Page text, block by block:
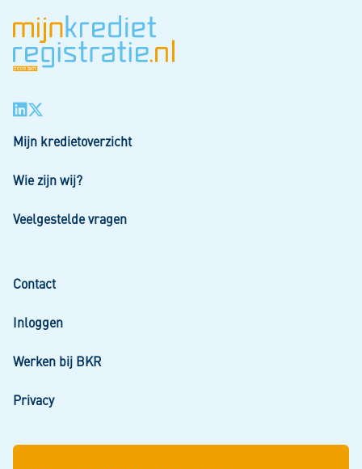
Mijn kredietoverzicht
Wie zijn wij?
Veelgestelde vragen
Contact
Inloggen
Werken bij BKR
Privacy